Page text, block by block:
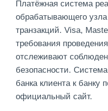
Платёжная система
обрабатывающего
транзакций. Visa,
требования
отслеживают
безопасности.
банка клиента к банку
официальный сайт.